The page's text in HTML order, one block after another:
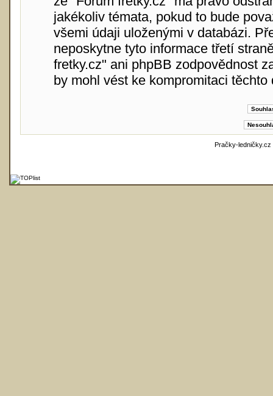
jakékoliv témata, pokud to bude
všemi údaji uloženými v databázi.
neposkytne tyto informace třetí
fretky.cz" ani phpBB zodpovědnost
by mohl vést ke kompromitaci těchto
Pračky-ledničky.cz